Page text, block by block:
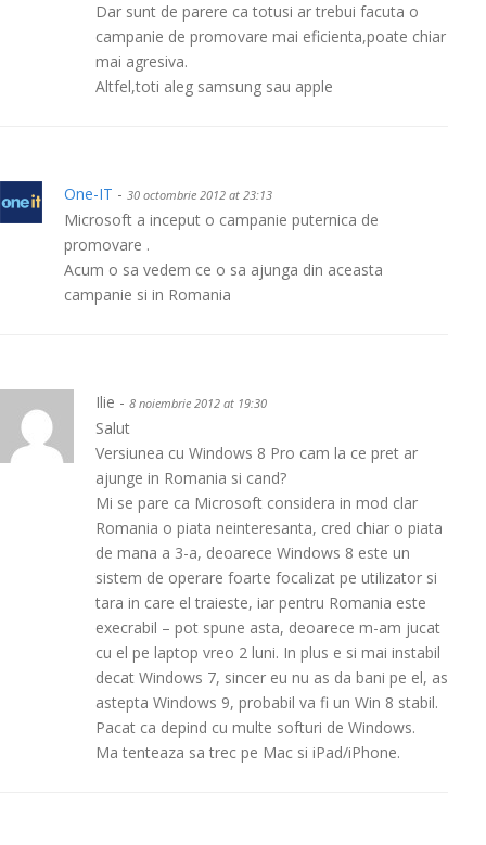
Dar sunt de parere ca totusi ar trebui facuta o
campanie de promovare mai eficienta,poate chiar
mai agresiva.
Altfel,toti aleg samsung sau apple
One-IT - 30 octombrie 2012 at 23:13
Microsoft a inceput o campanie puternica de
promovare .
Acum o sa vedem ce o sa ajunga din aceasta
campanie si in Romania
Ilie - 8 noiembrie 2012 at 19:30
Salut
Versiunea cu Windows 8 Pro cam la ce pret ar
ajunge in Romania si cand?
Mi se pare ca Microsoft considera in mod clar
Romania o piata neinteresanta, cred chiar o piata
de mana a 3-a, deoarece Windows 8 este un
sistem de operare foarte focalizat pe utilizator si
tara in care el traieste, iar pentru Romania este
execrabil – pot spune asta, deoarece m-am jucat
cu el pe laptop vreo 2 luni. In plus e si mai instabil
decat Windows 7, sincer eu nu as da bani pe el, as
astepta Windows 9, probabil va fi un Win 8 stabil.
Pacat ca depind cu multe softuri de Windows.
Ma tenteaza sa trec pe Mac si iPad/iPhone.